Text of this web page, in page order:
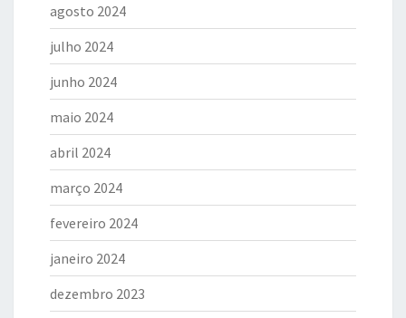
agosto 2024
julho 2024
junho 2024
maio 2024
abril 2024
março 2024
fevereiro 2024
janeiro 2024
dezembro 2023